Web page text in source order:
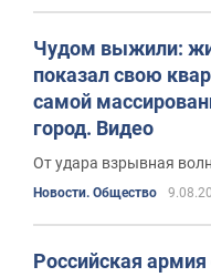
Чудом выжили:
показал свою
самой
город. Видео
От удара взрывная
Новости. Общество
Российская